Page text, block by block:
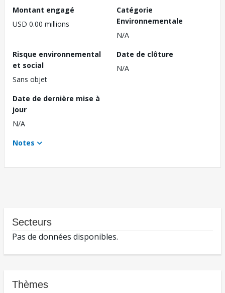
Montant engagé
USD 0.00 millions
Catégorie
Environnementale
N/A
Risque environnemental
et social
Sans objet
Date de clôture
N/A
Date de dernière mise à
jour
N/A
Notes
Secteurs
Pas de données disponibles.
Thèmes